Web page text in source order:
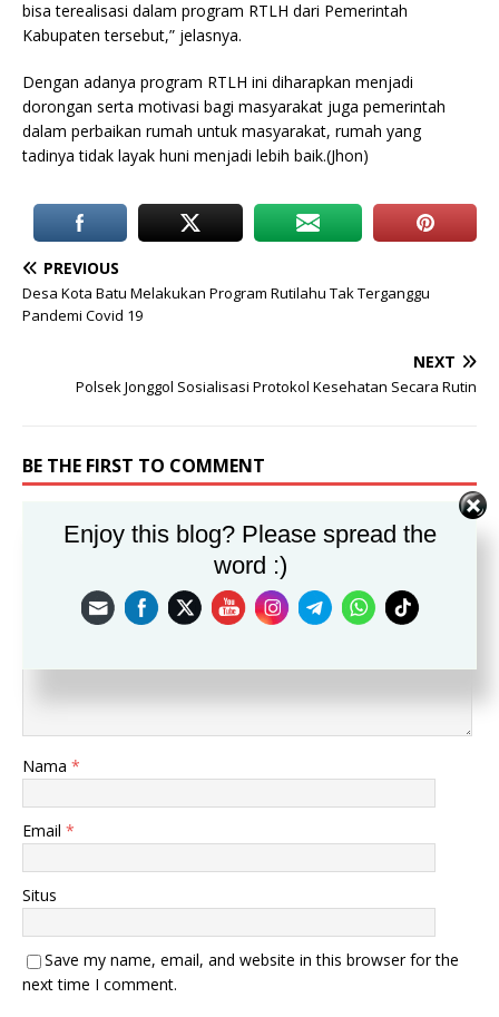
bisa terealisasi dalam program RTLH dari Pemerintah
Kabupaten tersebut,” jelasnya.
Dengan adanya program RTLH ini diharapkan menjadi
dorongan serta motivasi bagi masyarakat juga pemerintah
dalam perbaikan rumah untuk masyarakat, rumah yang
tadinya tidak layak huni menjadi lebih baik.(Jhon)
PREVIOUS
Desa Kota Batu Melakukan Program Rutilahu Tak Terganggu
Pandemi Covid 19
NEXT
Polsek Jonggol Sosialisasi Protokol Kesehatan Secara Rutin
BE THE FIRST TO COMMENT
Leave a Reply
Alamat email Anda tidak akan dipublikasikan.
Komentar
Nama *
Email *
Situs
Save my name, email, and website in this browser for the
next time I comment.
Enjoy this blog? Please spread the
word :)